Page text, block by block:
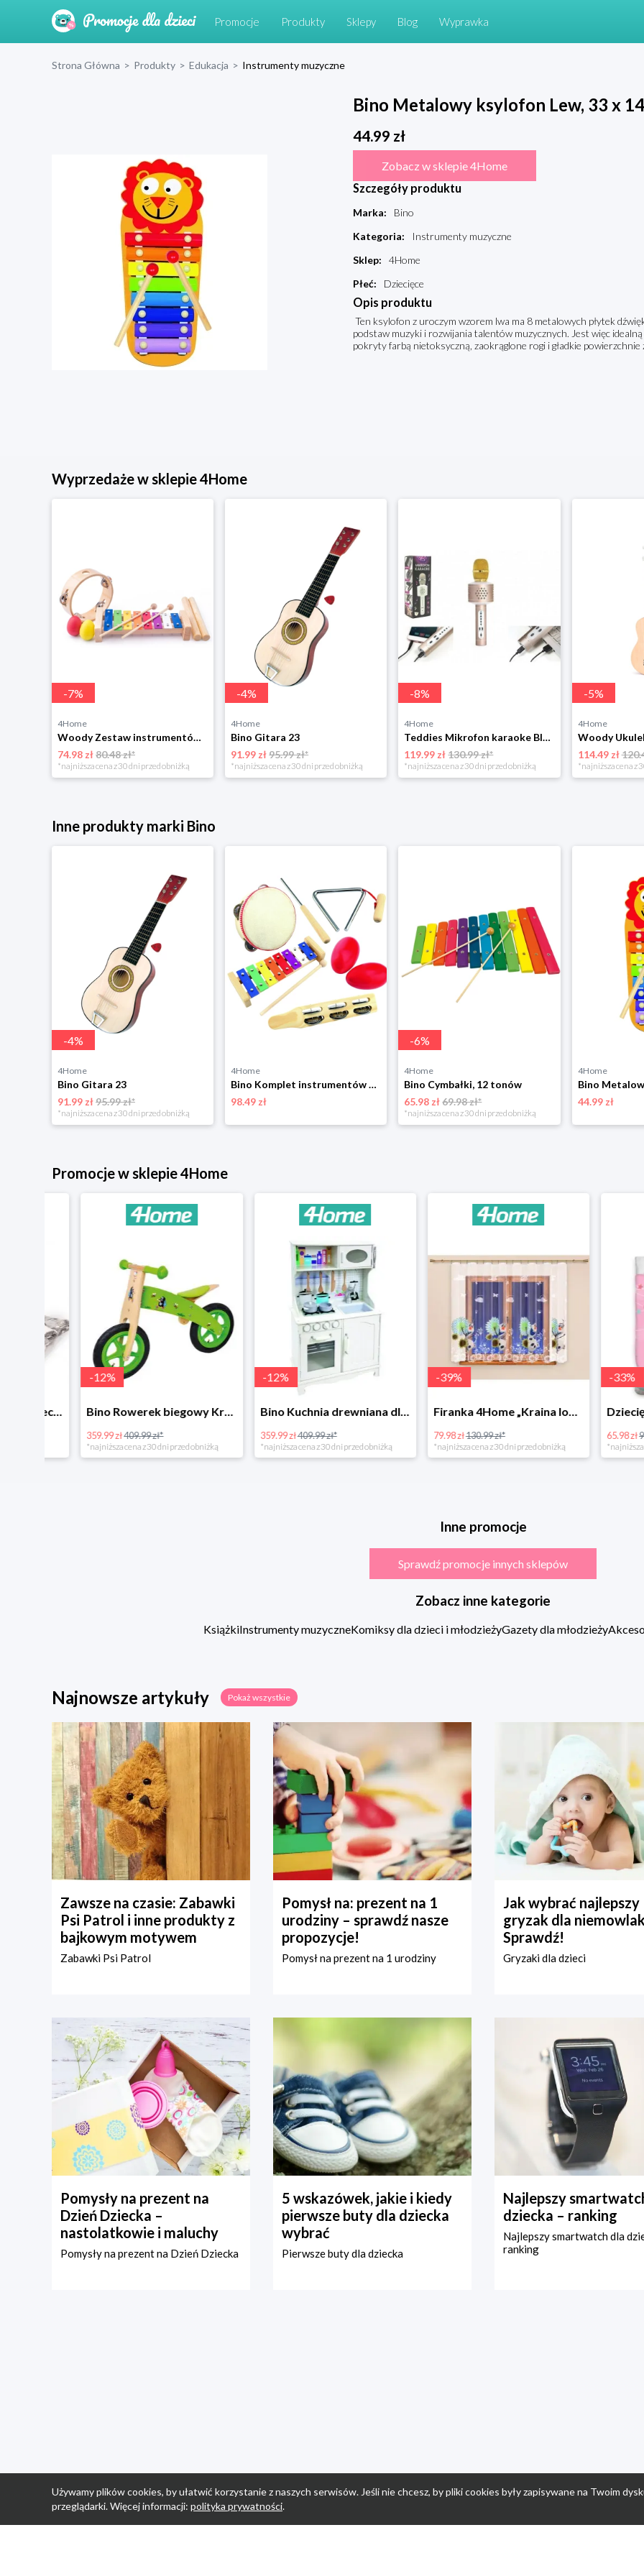
Promocje Produkty Sklepy Blog Wyprawka
Strona Główna > Produkty > Edukacja > Instrumenty muzyczne
Bino Metalowy ksylofon Lew, 33 x
44.99 zł
Zobacz w sklepie 4Home
Szczegóły produktu
Marka:
Bino
Kategoria:
Instrumenty muzyczne
Sklep:
4Home
Płeć: Dziecięce
Opis produktu
Ten ksylofon z uroczym wzorem lwa ma 8 metalowych płytek
podstaw muzyki i rozwijania talentów muzycznych. Jest więc
pokryty farbą nietoksyczną, zaokrąglone rogi i gładkie
Wyprzedaże w sklepie 4Home
-7%
4Home
Woody Zestaw instrumentów muzycznych, 5 szt.
74.98 zł80.48 zł*
*najniższa cena z 30 dni przed obniżką
-4%
4Home
Bino Gitara 23
91.99 zł95.99 zł*
*najniższa cena z 30 dni przed obniżką
-8%
4Home
Teddies Mikrofon karaoke Bluetooth, złoty, nabaterie, z kablem USB
119.99 zł130.99 zł*
*najniższa cena z 30 dni przed obniżką
-5%
4Home
Woody
114.49 zł
*najniższa cena z
Inne produkty marki Bino
-4%
4Home
Bino Gitara 23
91.99 zł95.99 zł*
*najniższa cena z 30 dni przed obniżką
4Home
Bino Komplet instrumentów muzycznych, 5 szt.
98.49 zł
-6%
4Home
Bino Cymbałki, 12 tonów
65.98 zł69.98 zł*
*najniższa cena z 30 dni przed obniżką
4Home
44.99 zł
Promocje w sklepie 4Home
Bino Rowerek biegowy Krecik
359.99 zł409.99 zł*
*najniższa cena z 30 dni przed obniżką
Bino Kuchnia drewniana dla dzieci Provence
359.99 zł409.99 zł*
*najniższa cena z 30 dni przed obniżką
Firanka 4Home „Kraina lodu” (Frozen)
79.98 zł130.99 zł*
*najniższa cena z 30 dni przed obniżką
-33
65.98 zł98.99 zł*
*najniższa cena z
Inne promocje
Sprawdź promocje innych sklepów
Zobacz inne kategorie
KsiążkiInstrumenty muzyczneKomiksy dla dzieci i młodzieżyGazety dla młodzieży
Najnowsze artykuły Pokaż wszystkie
Zawsze na czasie: Zabawki
Psi Patrol i inne produkty z
bajkowym motywem
Zabawki Psi Patrol
Pomysł na: prezent na 1
urodziny – sprawdź nasze
propozycje!
Pomysł na prezent na 1 urodziny
Jak wybrać najlepszy
gryzak dla
Sprawdź!
Gryzaki dla dzieci
Pomysły na prezent na
Dzień Dziecka –
nastolatkowie i maluchy
Pomysły na prezent na Dzień Dziecka
5 wskazówek, jakie i kiedy
pierwsze buty dla dziecka
wybrać
Pierwsze buty dla dziecka
Najlepszy
dziecka – ranking
Najlepszy smartwatch dla
ranking
Używamy plików cookies, by ułatwić korzystanie z naszych serwisów. Jeśli nie chcesz, by pliki cookies były zapisywane na Twoim
przeglądarki. Więcej informacji: polityka prywatności.